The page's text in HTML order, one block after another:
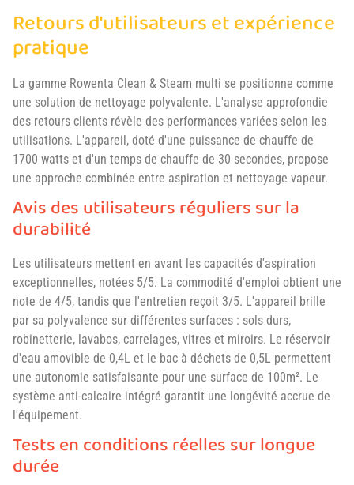
Retours d'utilisateurs et expérience
pratique
La gamme Rowenta Clean & Steam multi se positionne comme
une solution de nettoyage polyvalente. L'analyse approfondie
des retours clients révèle des performances variées selon les
utilisations. L'appareil, doté d'une puissance de chauffe de
1700 watts et d'un temps de chauffe de 30 secondes, propose
une approche combinée entre aspiration et nettoyage vapeur.
Avis des utilisateurs réguliers sur la
durabilité
Les utilisateurs mettent en avant les capacités d'aspiration
exceptionnelles, notées 5/5. La commodité d'emploi obtient une
note de 4/5, tandis que l'entretien reçoit 3/5. L'appareil brille
par sa polyvalence sur différentes surfaces : sols durs,
robinetterie, lavabos, carrelages, vitres et miroirs. Le réservoir
d'eau amovible de 0,4L et le bac à déchets de 0,5L permettent
une autonomie satisfaisante pour une surface de 100m². Le
système anti-calcaire intégré garantit une longévité accrue de
l'équipement.
Tests en conditions réelles sur longue
durée